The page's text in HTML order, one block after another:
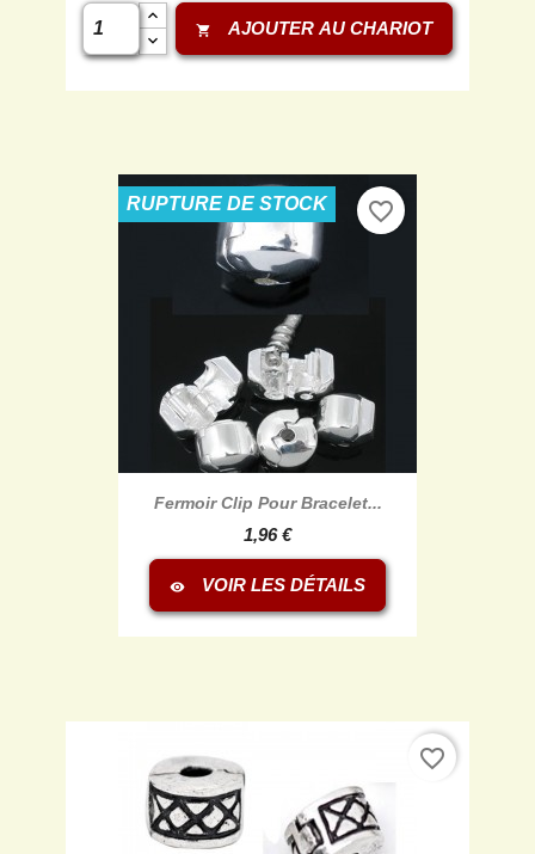
shopping_cart AJOUTER AU CHARIOT
Fermoir Clip Pour Bracelet...
1,96 €
visibility VOIR LES DÉTAILS
RUPTURE DE STOCK favorite_border
favorite_border